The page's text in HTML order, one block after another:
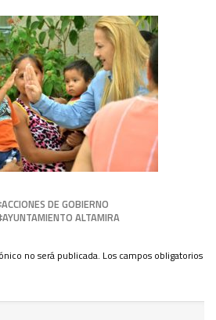
ACCIONES DE GOBIERNO
AYUNTAMIENTO ALTAMIRA
no será publicada. Los campos obligatorios